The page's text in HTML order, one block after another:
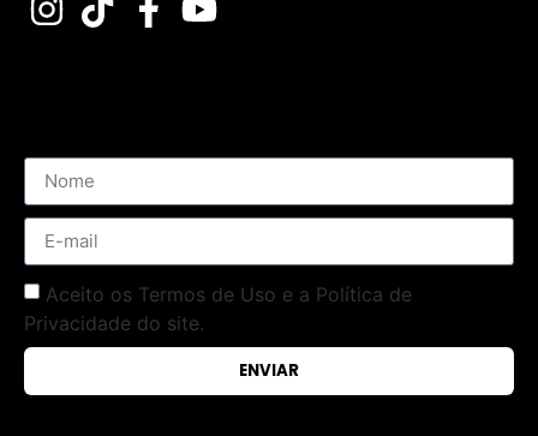
Aceito os Termos de Uso e a Política de
Privacidade do site.
ENVIAR